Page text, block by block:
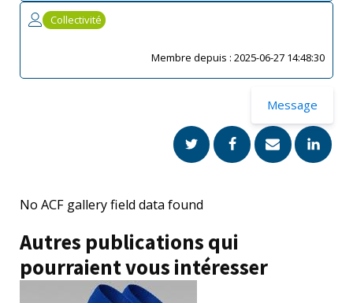
Collectivité
Membre depuis : 2025-06-27 14:48:30
Message
No ACF gallery field data found
Autres publications qui
pourraient vous intéresser